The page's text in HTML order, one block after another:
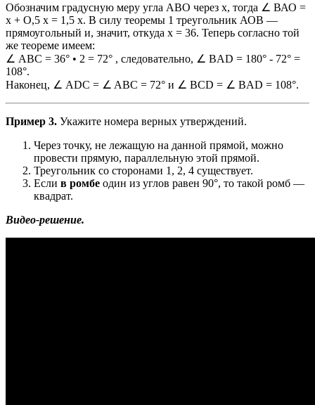
Обозначим градусную меру угла АВО через х, тогда ∠ ВАО =
x + O,5 x = 1,5 x. В силу теоремы 1 треугольник АОВ —
прямоугольный и, значит, откуда х = 36. Теперь согласно той
же теореме имеем:
∠ ABC = 36° • 2 = 72° , следовательно, ∠ BAD = 180° - 72° =
108°.
Наконец, ∠ ADC = ∠ ABC = 72° и ∠ BCD = ∠ BAD = 108°.
Пример 3. Укажите номера верных утверждений.
Через точку, не лежащую на данной прямой, можно
провести прямую, параллельную этой прямой.
Треугольник со сторонами 1, 2, 4 существует.
Если в ромбе один из углов равен 90°, то такой ромб —
квадрат.
Видео-решение.